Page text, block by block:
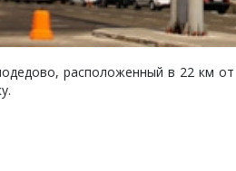
расположенный в 22 км